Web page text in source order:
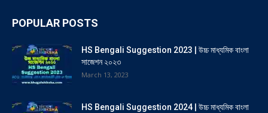
POPULAR POSTS
HS Bengali Suggestion 2023 | উচ্চ মাধ্যমিক বাংলা
সাজেশন ২০২৩
March 13, 2023
HS Bengali Suggestion 2024 | উচ্চ মাধ্যমিক বাংলা